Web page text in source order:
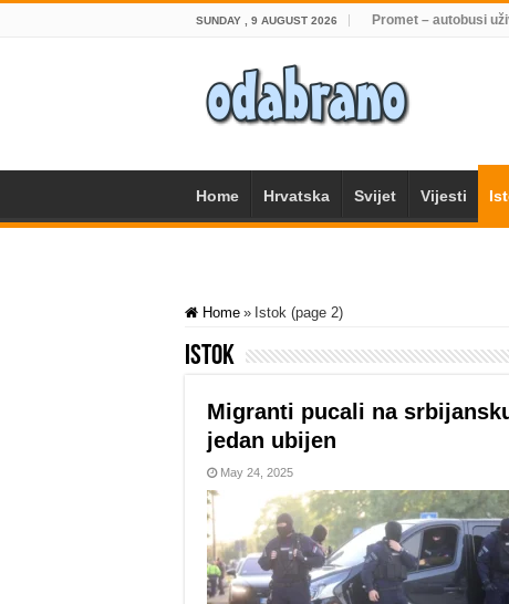
SUNDAY , 9 AUGUST 2026 Promet – autobusi
Home Hrvatska Svijet Vijesti
Home » Istok (page 2)
Istok
Migranti pucali na
jedan ubijen
May 24, 2025